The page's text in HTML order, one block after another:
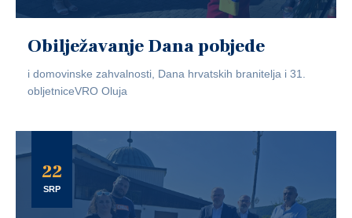
Obilježavanje Dana pobjede
i domovinske zahvalnosti, Dana hrvatskih branitelja i 31.
obljetniceVRO Oluja
22
SRP